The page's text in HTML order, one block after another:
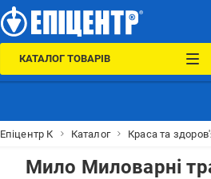
КАТАЛОГ ТОВАРІВ
Епіцентр К Каталог Краса та
Мило Миловарні